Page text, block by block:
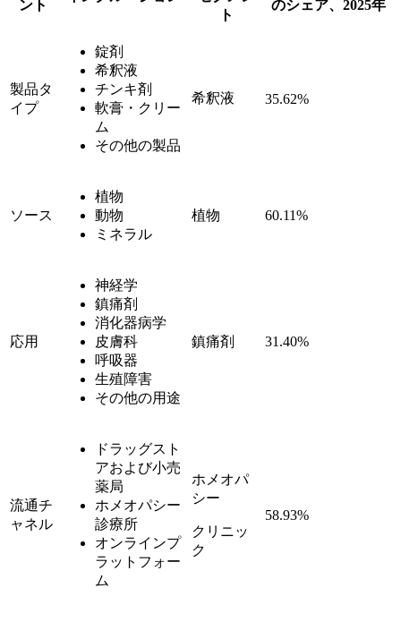
ント
ト
のシェア、2025年
製品タ
イプ
錠剤
希釈液
チンキ剤
軟膏・クリー
ム
その他の製品
希釈液 35.62%
ソース
植物
動物
ミネラル
植物 60.11%
応用
神経学
鎮痛剤
消化器病学
皮膚科
呼吸器
生殖障害
その他の用途
鎮痛剤 31.40%
流通チ
ャネル
ドラッグスト
アおよび小売
薬局
ホメオパシー
診療所
オンラインプ
ラットフォー
ム
ホメオパ
シー
クリニッ
ク
58.93%